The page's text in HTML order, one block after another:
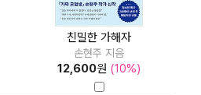
친밀한 가해자
손현주 지음
12,600원 (10%)